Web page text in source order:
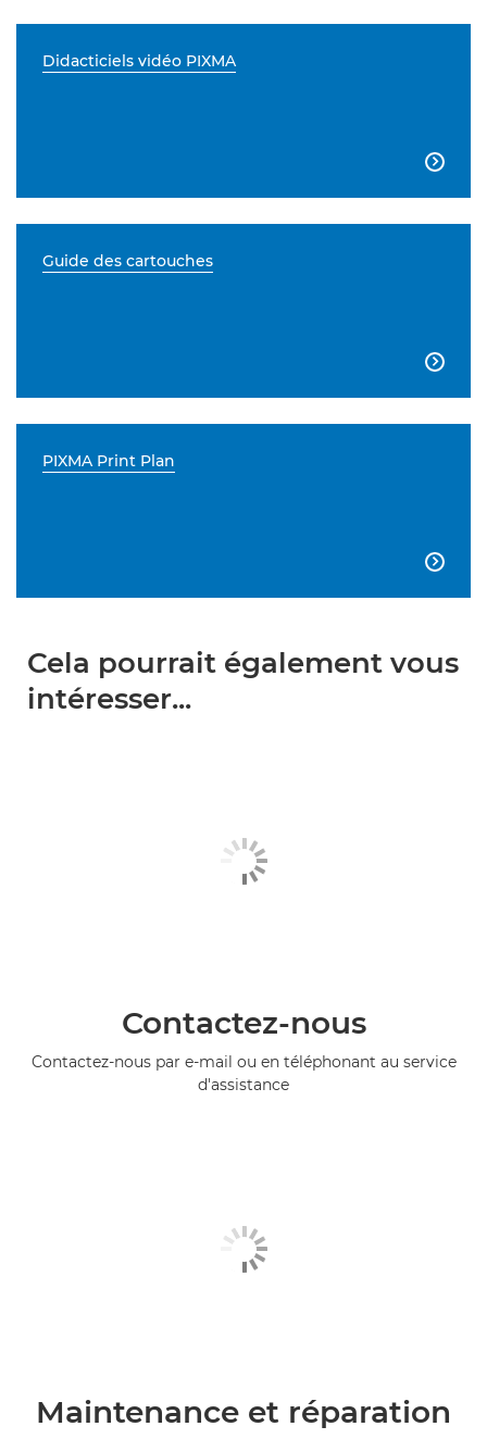
Didacticiels vidéo PIXMA

Guide des cartouches

PIXMA Print Plan

Cela pourrait également vous
intéresser...
Contactez-nous
Contactez-nous par e-mail ou en téléphonant au service
d'assistance
Maintenance et réparation